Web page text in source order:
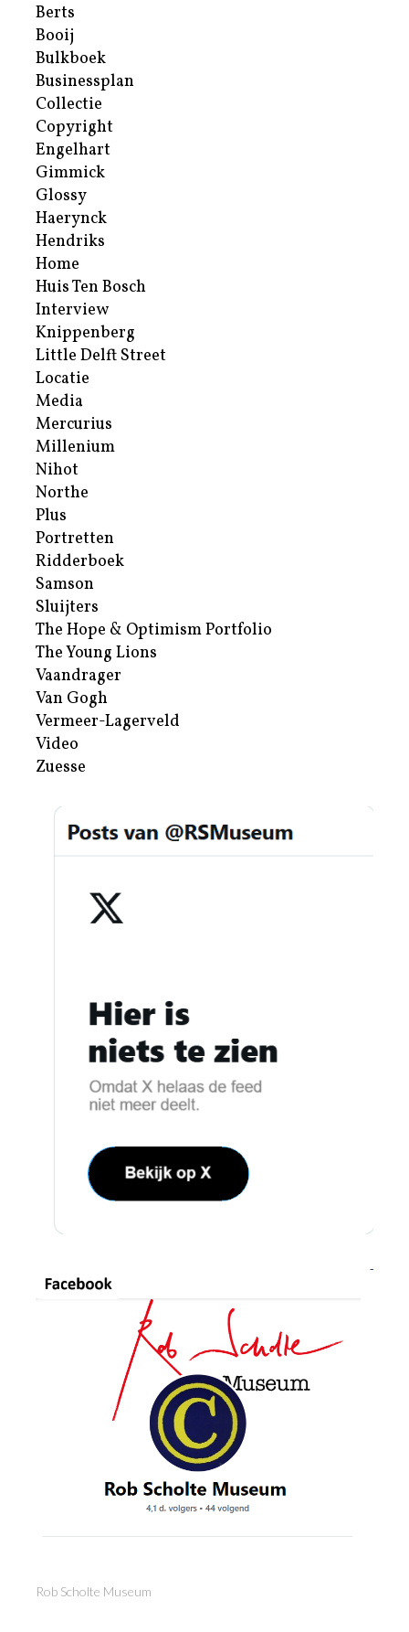
Berts
Booij
Bulkboek
Businessplan
Collectie
Copyright
Engelhart
Gimmick
Glossy
Haerynck
Hendriks
Home
Huis Ten Bosch
Interview
Knippenberg
Little Delft Street
Locatie
Media
Mercurius
Millenium
Nihot
Northe
Plus
Portretten
Ridderboek
Samson
Sluijters
The Hope & Optimism Portfolio
The Young Lions
Vaandrager
Van Gogh
Vermeer-Lagerveld
Video
Zuesse
Rob Scholte Museum